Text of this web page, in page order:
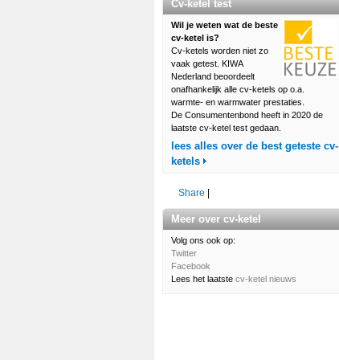
Cv-ketel test
Wil je weten wat de beste
cv-ketel is?
Cv-ketels worden niet zo
vaak getest. KIWA
Nederland beoordeelt
onafhankelijk alle cv-ketels op o.a.
warmte- en warmwater prestaties.
De Consumentenbond heeft in 2020 de
laatste cv-ketel test gedaan.
lees alles over de best geteste cv-
ketels
Share
Meer over cv-ketel
Volg ons ook op:
Twitter
Facebook
Lees het laatste cv-ketel nieuws